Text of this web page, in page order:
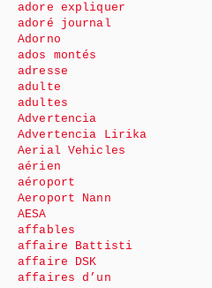
adore expliquer
adoré journal
Adorno
ados montés
adresse
adulte
adultes
Advertencia
Advertencia Lirika
Aerial Vehicles
aérien
aéroport
Aeroport Nann
AESA
affables
affaire Battisti
affaire DSK
affaires d’un